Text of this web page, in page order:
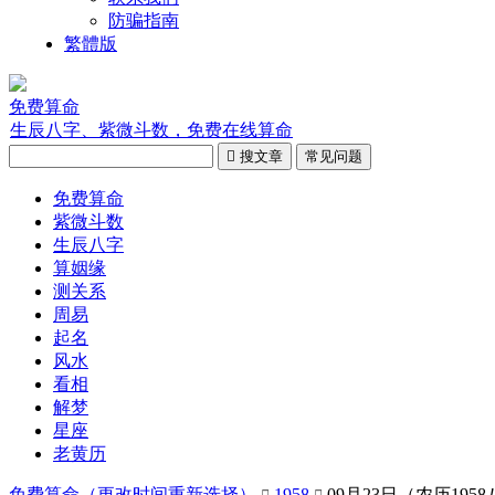
防骗指南
繁體版
免费算命
生辰八字、紫微斗数，免费在线算命
 搜文章 常见问题
免费算命
紫微斗数
生辰八字
算姻缘
测关系
周易
起名
风水
看相
解梦
星座
老黄历